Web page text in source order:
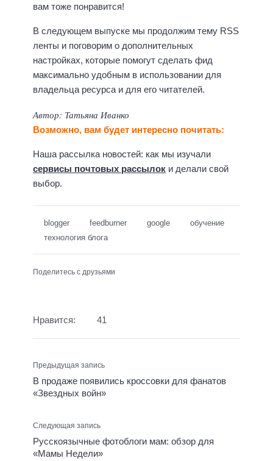
вам тоже понравится!
В следующем выпуске мы продолжим тему RSS
ленты и поговорим о дополнительных
настройках, которые помогут сделать фид
максимально удобным в использовании для
владельца ресурса и для его читателей.
Автор: Татьяна Иванко
Возможно, вам будет интересно почитать:
Наша рассылка новостей: как мы изучали
сервисы почтовых рассылок и делали свой
выбор.
blogger feedburner google
обучение
технология блога
Поделитесь с друзьями
Нравится: 41
Предыдущая запись
В продаже появились кроссовки для фанатов
«Звездных войн»
Следующая запись
Русскоязычные фотоблоги мам: обзор для
«Мамы Недели»